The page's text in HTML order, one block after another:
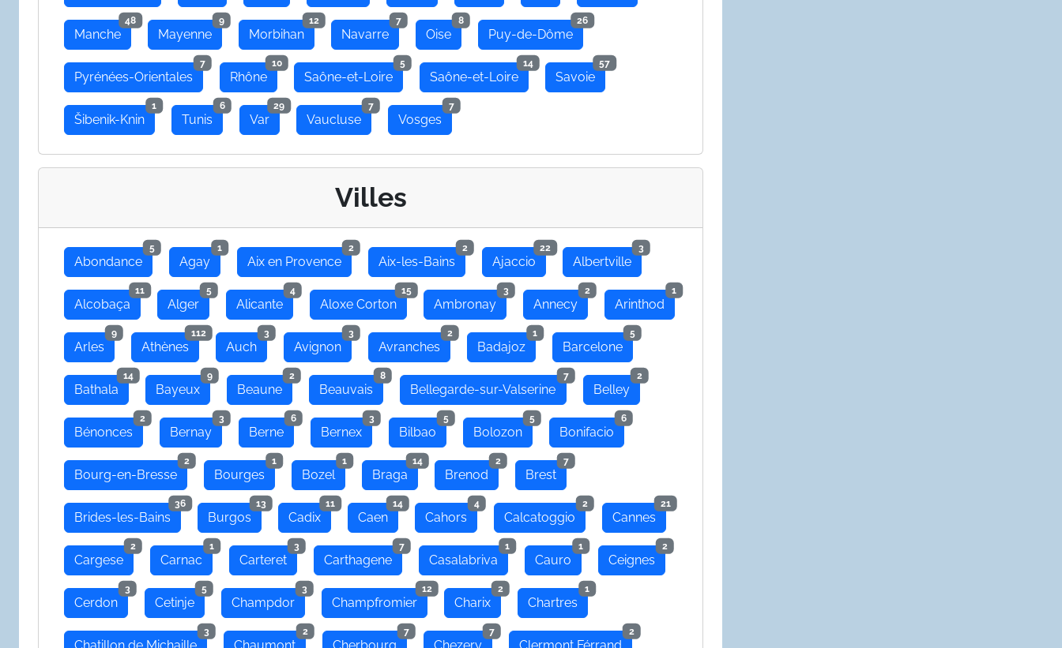
Manche
48
Mayenne
9
Morbihan
12
Navarre
7
Oise
8
Puy-de-Dôme
26
Pyrénées-Orientales
7
Rhône
10
Saône-et-Loire
5
Saône-et-Loire
14
Savoie
57
Šibenik-Knin
1
Tunis
6
Var
29
Vaucluse
7
Vosges
7
Villes
Abondance
5
Agay
1
Aix en Provence
2
Aix-les-Bains
2
Ajaccio
22
Albertville
3
Alcobaça
11
Alger
5
Alicante
4
Aloxe Corton
15
Ambronay
3
Annecy
2
Arinthod
1
Arles
9
Athènes
112
Auch
3
Avignon
3
Avranches
2
Badajoz
1
Barcelone
5
Bathala
14
Bayeux
9
Beaune
2
Beauvais
8
Bellegarde-sur-Valserine
7
Belley
2
Bénonces
2
Bernay
3
Berne
6
Bernex
3
Bilbao
5
Bolozon
5
Bonifacio
6
Bourg-en-Bresse
2
Bourges
1
Bozel
1
Braga
14
Brenod
2
Brest
7
Brides-les-Bains
36
Burgos
13
Cadix
11
Caen
14
Cahors
4
Calcatoggio
2
Cannes
21
Cargese
2
Carnac
1
Carteret
3
Carthagene
7
Casalabriva
1
Cauro
1
Ceignes
2
Cerdon
3
Cetinje
5
Champdor
3
Champfromier
12
Charix
2
Chartres
1
3 2 7 7 2